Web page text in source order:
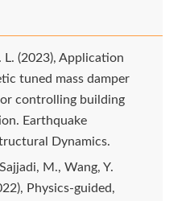
L. (2023), Application
tuned mass damper
controlling building
Earthquake
Dynamics.
M., Wang, Y.
Physics-guided,